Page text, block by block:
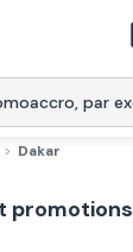
Dakar
promotions